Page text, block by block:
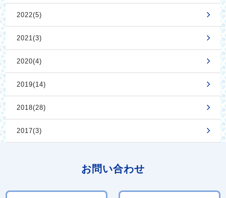
2022(5)
2021(3)
2020(4)
2019(14)
2018(28)
2017(3)
お問い合わせ